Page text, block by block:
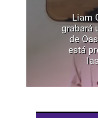
Liam
grabará
de
está